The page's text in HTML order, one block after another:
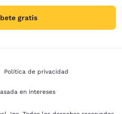
gratis
Política de privacidad
en intereses